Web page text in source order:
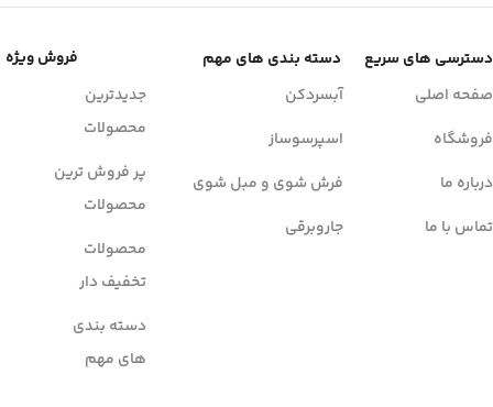
دسترسی های سریع دسته بندی های مهم
فروش ویژه
صفحه اصلی
فروشگاه
درباره ما
تماس با ما
آبسردکن
اسپرسوساز
فرش شوی و مبل شوی
جاروبرقی
جدیدترین
محصولات
پر فروش ترین
محصولات
محصولات
تخفیف دار
دسته بندی
های مهم